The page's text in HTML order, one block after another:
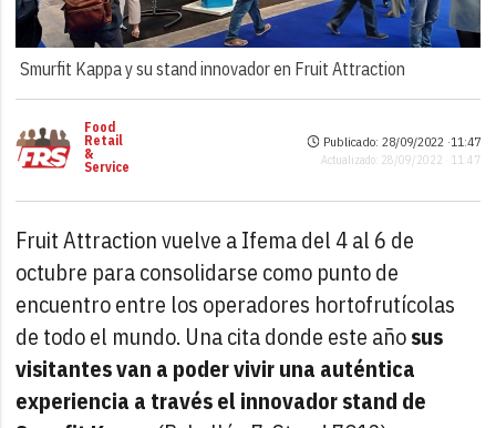
Smurfit Kappa y su stand innovador en Fruit Attraction
Food
Retail
&
Service
Publicado: 28/09/2022 ·11:47
Actualizado: 28/09/2022 · 11:47
Fruit Attraction vuelve a Ifema del 4 al 6 de
octubre para consolidarse como punto de
encuentro entre los operadores hortofrutícolas
de todo el mundo. Una cita donde este añosus
visitantes van a poder vivir una auténtica
experiencia a través el innovador stand de